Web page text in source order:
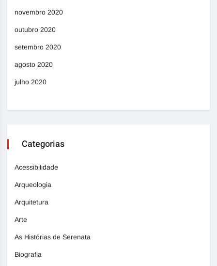
novembro 2020
outubro 2020
setembro 2020
agosto 2020
julho 2020
Categorias
Acessibilidade
Arqueologia
Arquitetura
Arte
As Histórias de Serenata
Biografia